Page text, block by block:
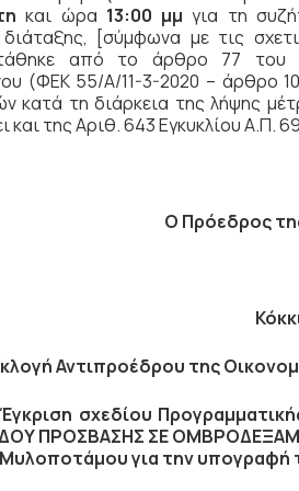
και ώρα 13:00 μμγια τη
διάταξης, [σύμφωνα με τις
από το άρθρο 77 του
(ΦΕΚ 55/Α/11-3-2020 – άρθρο
κατά τη διάρκεια της λήψης
και της Αριθ. 643 Εγκυκλίου Α.Π.
Ο Πρόεδρος
Αντιπροέδρου της
σχεδίου
ΠΡΟΣΒΑΣΗΣ ΣΕ
για την υπογραφή